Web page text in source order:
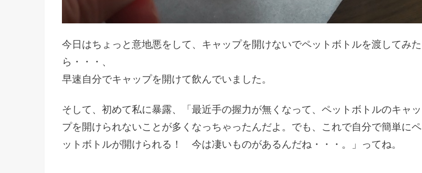
今日はちょっと意地悪をして、キャップを開けないでペットボトルを渡してみた
ら・・・、
早速自分でキャップを開けて飲んでいました。
そして、初めて私に暴露、「最近手の握力が無くなって、ペットボトルのキャッ
プを開けられないことが多くなっちゃったんだよ。でも、 これで自分で簡単にペ
ットボトルが開けられる！ 今は凄いものがあるんだね・・・。」ってね。